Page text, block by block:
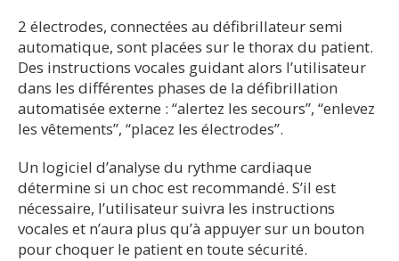
2 électrodes, connectées au défibrillateur semi
automatique, sont placées sur le thorax du patient.
Des instructions vocales guidant alors l’utilisateur
dans les différentes phases de la défibrillation
automatisée externe : “alertez les secours”, “enlevez
les vêtements”, “placez les électrodes”.
Un logiciel d’analyse du rythme cardiaque
détermine si un choc est recommandé. S’il est
nécessaire, l’utilisateur suivra les instructions
vocales et n’aura plus qu’à appuyer sur un bouton
pour choquer le patient en toute sécurité.